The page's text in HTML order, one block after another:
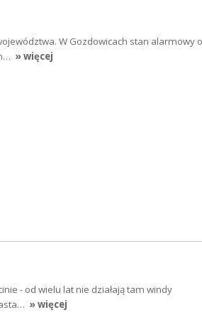
W Gozdowicach stan alarmowy o
» więcej
- od wielu lat nie działają tam windy
» więcej